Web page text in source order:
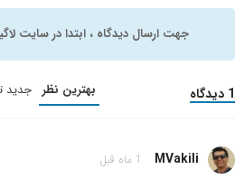
جهت ارسال دیدگاه ، ابتدا در سایت
1 دیدگاه بهترین نظر جدید
MVakili 1 ماه قبل